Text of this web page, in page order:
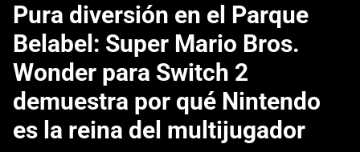
Pura diversión en el Parque
Belabel: Super Mario Bros.
Wonder para Switch 2
demuestra por qué Nintendo
es la reina del multijugador